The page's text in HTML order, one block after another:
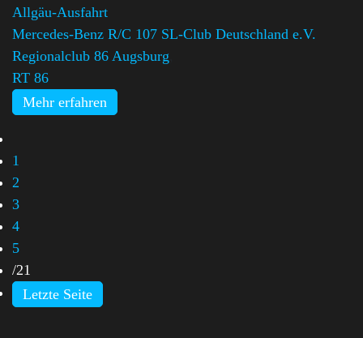
Allgäu-Ausfahrt
Mercedes-Benz R/C 107 SL-Club Deutschland e.V.
Regionalclub 86 Augsburg
RT 86
Mehr erfahren
1
2
3
4
5
/21
Letzte Seite